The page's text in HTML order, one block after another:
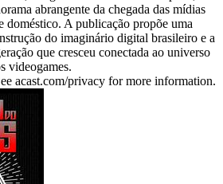
abrangente da chegada das mídias
doméstico. A publicação propõe uma
do imaginário digital brasileiro e a
que cresceu conectada ao universo
videogames.
acast.com/privacy for more information.